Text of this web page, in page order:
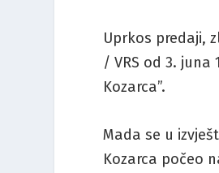
Uprkos predaji,
/ VRS od 3.
Kozarca”.
Mada se u
Kozarca počeo